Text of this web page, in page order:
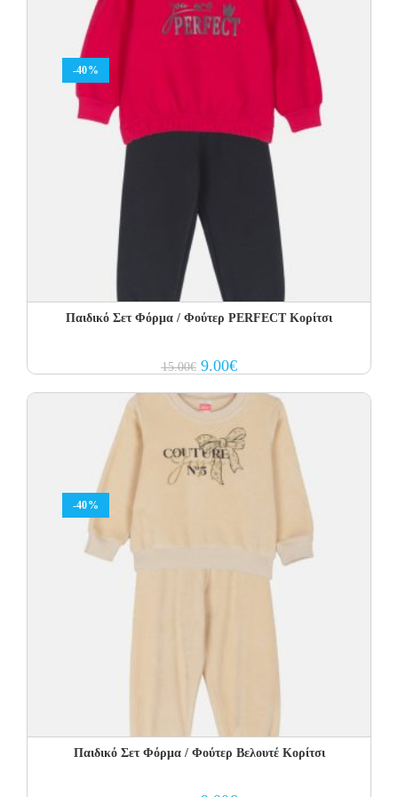
-40%
Παιδικό Σετ Φόρμα / Φούτερ PERFECT Kορίτσι
15.00€ Original
price
15.00€.
9.00€Current
price
9.00€.
-40%
Παιδικό Σετ Φόρμα / Φούτερ Βελουτέ Κορίτσι